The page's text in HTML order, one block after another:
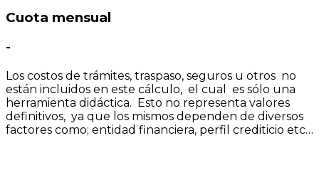
Cuota mensual
-
Los costos de trámites, traspaso, seguros u otros no
están incluidos en este cálculo, el cual es sólo una
herramienta didáctica. Esto no representa valores
definitivos, ya que los mismos dependen de diversos
factores como; entidad financiera, perfil crediticio etc…